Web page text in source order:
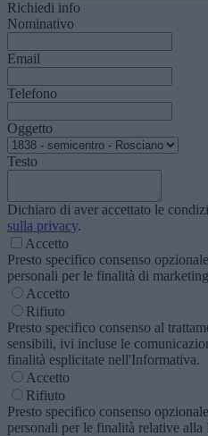
Richiedi info
Nominativo
Email
Telefono
Oggetto
Testo
Dichiaro di aver accettato le
sulla privacy.
Accetto
Presto specifico consenso
personali per le finalità di
Accetto
Rifiuto
Presto specifico consenso al
sensibili, ivi incluse le
finalità esplicitate nell'Informativa.
Accetto
Rifiuto
Presto specifico consenso
personali per le finalità relative alla